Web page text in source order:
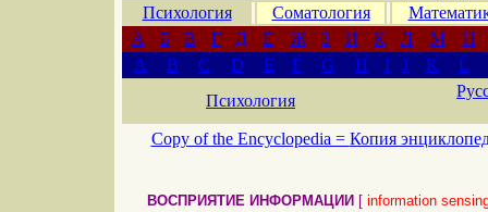
Психология
Соматология
А
Б В Г Д Е Ж З И К Л М
Н
A
B C D E F G H I J K
L
Психология
Copy of the Encyclopedia = Копия
ВОСПРИЯТИЕ ИНФОРМАЦИИ [ information